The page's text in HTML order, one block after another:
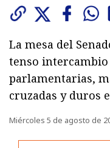
La mesa del
tenso
parlamentarias,
cruzadas y duros
Miércoles 5 de agosto de